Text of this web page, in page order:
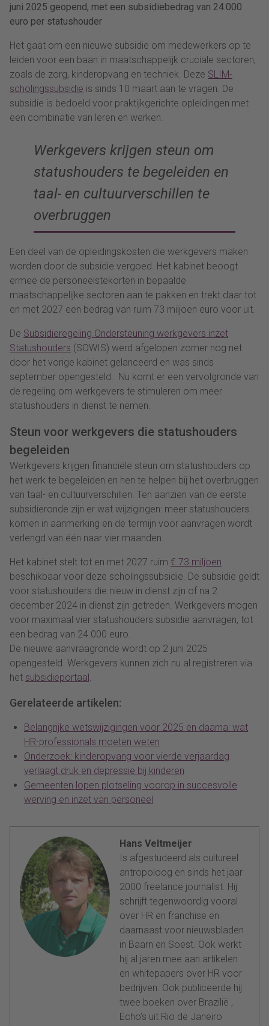
juni 2025 geopend, met een subsidiebedrag van 24.000
euro per statushouder
Het gaat om een nieuwe subsidie om medewerkers op te
leiden voor een baan in maatschappelijk cruciale sectoren,
zoals de zorg, kinderopvang en techniek. Deze SLIM-
scholingssubsidie is sinds 10 maart aan te vragen. De
subsidie is bedoeld voor praktijkgerichte opleidingen met
een combinatie van leren en werken.
Werkgevers krijgen steun om
statushouders te begeleiden en
taal- en cultuurverschillen te
overbruggen
Een deel van de opleidingskosten die werkgevers maken
worden door de subsidie vergoed. Het kabinet beoogt
ermee de personeelstekorten in bepaalde
maatschappelijke sectoren aan te pakken en trekt daar tot
en met 2027 een bedrag van ruim 73 miljoen euro voor uit.
De Subsidieregeling Ondersteuning werkgevers inzet
Statushouders (SOWIS) werd afgelopen zomer nog net
door het vorige kabinet gelanceerd en was sinds
september opengesteld. Nu komt er een vervolgronde van
de regeling om werkgevers te stimuleren om meer
statushouders in dienst te nemen.
Steun voor werkgevers die statushouders
begeleiden
Werkgevers krijgen financiële steun om statushouders op
het werk te begeleiden en hen te helpen bij het overbruggen
van taal- en cultuurverschillen. Ten aanzien van de eerste
subsidieronde zijn er wat wijzigingen: meer statushouders
komen in aanmerking en de termijn voor aanvragen wordt
verlengd van één naar vier maanden.
Het kabinet stelt tot en met 2027 ruim € 73 miljoen
beschikbaar voor deze scholingssubsidie. De subsidie geldt
voor statushouders die nieuw in dienst zijn of na 2
december 2024 in dienst zijn getreden. Werkgevers mogen
voor maximaal vier statushouders subsidie aanvragen, tot
een bedrag van 24.000 euro.
De nieuwe aanvraagronde wordt op 2 juni 2025
opengesteld. Werkgevers kunnen zich nu al registreren via
het subsidieportaal
Gerelateerde artikelen:
Belangrijke wetswijzigingen voor 2025 en daarna: wat
HR-professionals moeten weten
Onderzoek: kinderopvang voor vierde verjaardag
verlaagt druk en depressie bij kinderen
Gemeenten lopen plotseling voorop in succesvolle
werving en inzet van personeel
Hans Veltmeijer
Is afgestudeerd als cultureel
antropoloog en sinds het jaar
2000 freelance journalist. Hij
schrijft tegenwoordig vooral
over HR en franchise en
daarnaast voor nieuwsbladen
in Baarn en Soest. Ook werkt
hij al jaren mee aan artikelen
en whitepapers over HR voor
bedrijven. Ook publiceerde hij
twee boeken over Brazilië ,
Echo’s uit Rio de Janeiro